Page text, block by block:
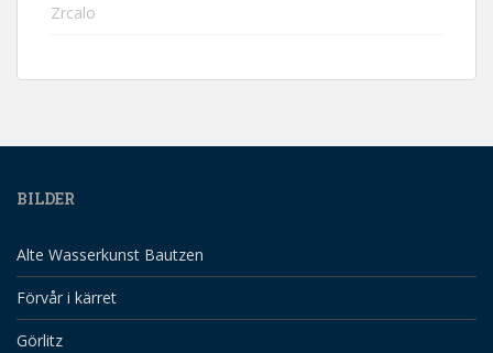
Zrcalo
BILDER
Alte Wasserkunst Bautzen
Förvår i kärret
Görlitz